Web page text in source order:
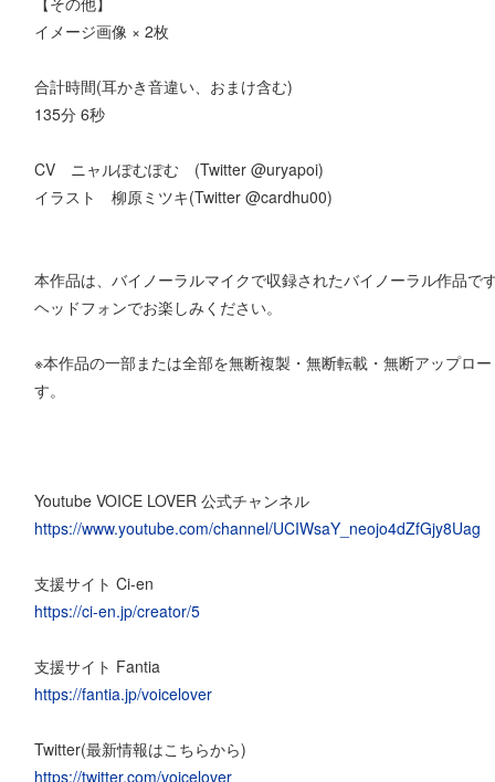
イメージ画像 × 2枚
合計時間(耳かき音違い、おまけ含む)
135分 6秒
CV ニャルぽむぽむ (Twitter @uryapoi)
イラスト 柳原ミツキ(Twitter @cardhu00)
本作品は、バイノーラルマイクで収録されたバイノーラル作品で
ヘッドフォンでお楽しみください。
※本作品の一部または全部を無断複製・無断転載・無断アップロ
す。
Youtube VOICE LOVER 公式チャンネル
https://www.youtube.com/channel/UCIWsaY_neojo4dZfGjy8Uag
支援サイト Ci-en
https://ci-en.jp/creator/5
支援サイト Fantia
https://fantia.jp/voicelover
Twitter(最新情報はこちらから)
https://twitter.com/voicelover